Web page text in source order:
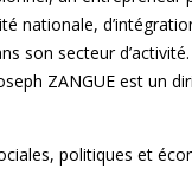
nationale,
son secteur
ZANGUE est
politiques et